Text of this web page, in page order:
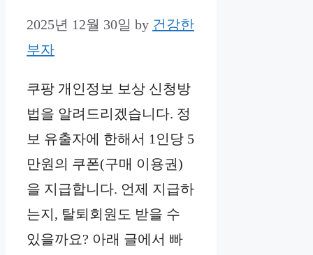
2025년 12월 30일 by 건강한
부자
쿠팡 개인정보 보상 신청방
법을 알려드리겠습니다. 정
보 유출자에 한해서 1인당 5
만원의 쿠폰(구매 이용권)
을 지급합니다. 언제 지급하
는지, 탈퇴회원도 받을 수
있을까요? 아래 글에서 빠